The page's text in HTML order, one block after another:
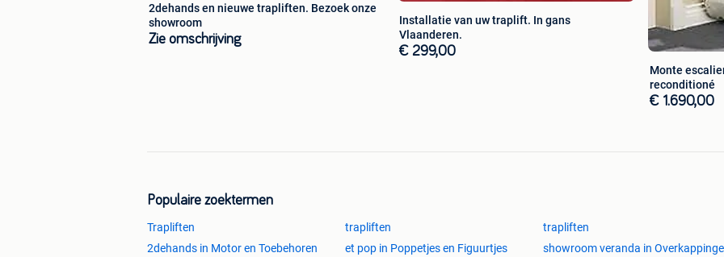
2dehands en nieuwe trapliften. Bezoek onze
showroom
Zie omschrijving
Installatie van uw traplift. In gans
Vlaanderen.
€ 299,00
Monte
reconditioné
€ 1.690,00
Populaire zoektermen
Trapliften trapliften
trapliften
2dehands in Motor en Toebehoren
et pop in Poppetjes en Figuurtjes showroom veranda in